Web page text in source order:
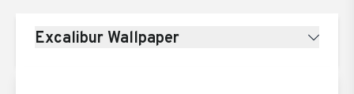
Excalibur Wallpaper